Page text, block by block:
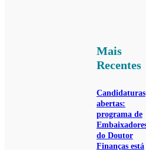
Mais
Recentes
Candidaturas
abertas:
programa de
do Doutor
Finanças está